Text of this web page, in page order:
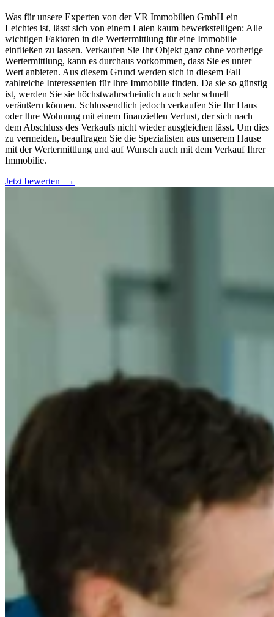
Was für unsere Experten von der VR Immobilien GmbH ein
Leichtes ist, lässt sich von einem Laien kaum bewerkstelligen: Alle
wichtigen Faktoren in die Wertermittlung für eine Immobilie
einfließen zu lassen. Verkaufen Sie Ihr Objekt ganz ohne vorherige
Wertermittlung, kann es durchaus vorkommen, dass Sie es unter
Wert anbieten. Aus diesem Grund werden sich in diesem Fall
zahlreiche Interessenten für Ihre Immobilie finden. Da sie so günstig
ist, werden Sie sie höchstwahrscheinlich auch sehr schnell
veräußern können. Schlussendlich jedoch verkaufen Sie Ihr Haus
oder Ihre Wohnung mit einem finanziellen Verlust, der sich nach
dem Abschluss des Verkaufs nicht wieder ausgleichen lässt. Um dies
zu vermeiden, beauftragen Sie die Spezialisten aus unserem Hause
mit der Wertermittlung und auf Wunsch auch mit dem Verkauf Ihrer
Immobilie.
Jetzt bewerten
→